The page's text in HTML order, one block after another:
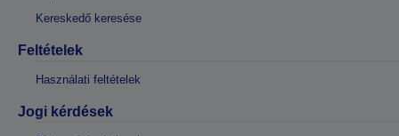
Kereskedő keresése
Feltételek
Használati feltételek
Jogi kérdések